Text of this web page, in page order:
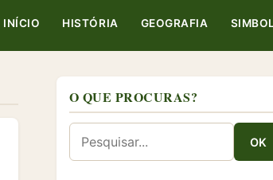
INÍCIO HISTÓRIA GEOGRAFIA
O QUE PROCURAS?
OK